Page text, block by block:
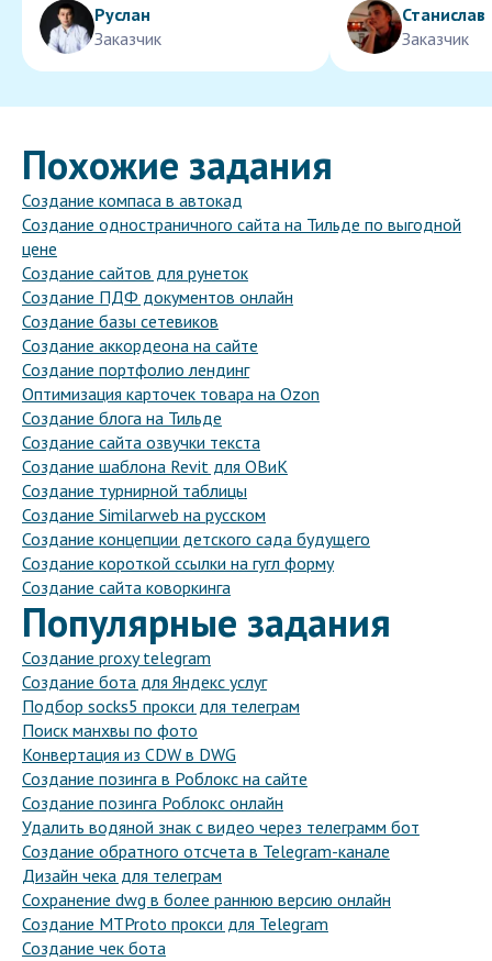
Руслан
Заказчик
Станислав
Заказчик
Похожие задания
Создание компаса в автокад
Создание одностраничного сайта на Тильде по выгодной
цене
Создание сайтов для рунеток
Создание ПДФ документов онлайн
Создание базы сетевиков
Создание аккордеона на сайте
Создание портфолио лендинг
Оптимизация карточек товара на Ozon
Создание блога на Тильде
Создание сайта озвучки текста
Создание шаблона Revit для ОВиК
Создание турнирной таблицы
Создание Similarweb на русском
Создание концепции детского сада будущего
Создание короткой ссылки на гугл форму
Создание сайта коворкинга
Популярные задания
Создание proxy telegram
Создание бота для Яндекс услуг
Подбор socks5 прокси для телеграм
Поиск манхвы по фото
Конвертация из CDW в DWG
Создание позинга в Роблокс на сайте
Создание позинга Роблокс онлайн
Удалить водяной знак с видео через телеграмм бот
Создание обратного отсчета в Telegram-канале
Дизайн чека для телеграм
Сохранение dwg в более раннюю версию онлайн
Создание MTProto прокси для Telegram
Создание чек бота